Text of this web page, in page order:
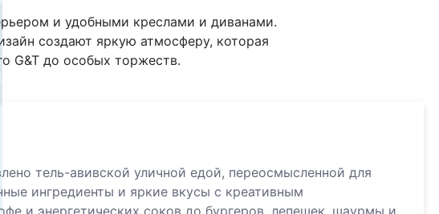
и удобными креслами и диванами.
создают яркую атмосферу, которая
G&T до особых торжеств.
тель-авивской уличной едой, переосмысленной для
ингредиенты и яркие вкусы с креативным
и энергетических соков до бургеров, лепешек, шаурмы и